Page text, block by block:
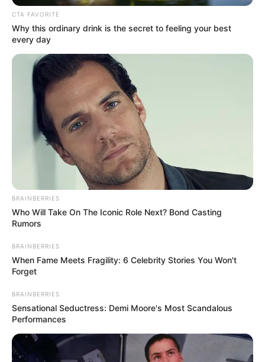
Akari Nitta (eps 22, 24)
Iguchi (ep 1)
Nishimura (eps 9-10)
Ito (eps 10-11, 13)
Fan (ep 8)
Juzo Kumiya (eps 18-21)
Dokter (ep 9)
Takada-chan
Haruta Shigemo (eps 20-21)
Anak sekolah (ep 23)
Pria (eps 17, 24)
Clerk (ep 6)
Teman (ep 10)
Aoi Toudou muda
Takuma Ino (ep 1)
CTA FAVORITE
Why this ordinary drink is the secret to feeling your best
every day
BRAINBERRIES
Who Will Take On The Iconic Role Next? Bond Casting
Rumors
BRAINBERRIES
When Fame Meets Fragility: 6 Celebrity Stories You Won't
Forget
BRAINBERRIES
Sensational Seductress: Demi Moore's Most Scandalous
Performances